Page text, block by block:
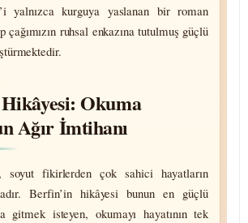
yalnızca kurguya yaslanan bir roman
çağımızın ruhsal enkazına tutulmuş güçlü
Okuma
Ağır İmtihanı
soyut fikirlerden çok sahici hayatların
Berfin’in hikâyesi bunun en güçlü
gitmek isteyen, okumayı hayatının tek